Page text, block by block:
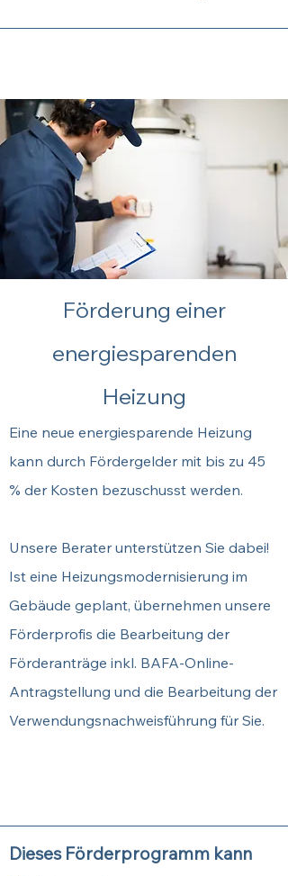
Förderung einer
energiesparenden
Heizung
Eine neue energiesparende Heizung
kann durch Fördergelder mit bis zu 45
% der Kosten bezuschusst werden.
Unsere Berater unterstützen Sie dabei!
Ist eine Heizungsmodernisierung im
Gebäude geplant, übernehmen unsere
Förderprofis die Bearbeitung der
Förderanträge inkl. BAFA-Online-
Antragstellung und die Bearbeitung der
Verwendungsnachweisführung für Sie.
Dieses Förderprogramm kann